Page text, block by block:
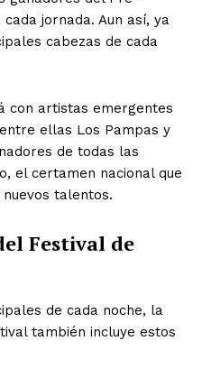
jornada. Aun así, ya
cabezas de cada
con artistas emergentes
ellas Los Pampas y
de todas las
el certamen nacional que
talentos.
Festival de
de cada noche, la
también incluye estos